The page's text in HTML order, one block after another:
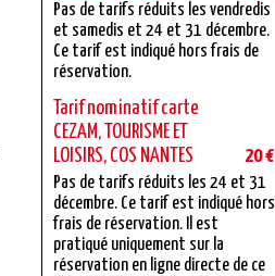
Pas de tarifs réduits les vendredis
et samedis et 24 et 31 décembre.
Ce tarif est indiqué hors frais de
réservation.
Tarif nominatif carte
CEZAM, TOURISME ET
LOISIRS, COS NANTES
20 €
Pas de tarifs réduits les 24 et 31
décembre. Ce tarif est indiqué hors
frais de réservation. Il est
pratiqué uniquement sur la
réservation en ligne directe de ce